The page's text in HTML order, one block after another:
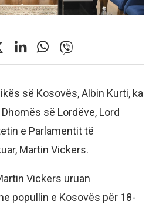
së Kosovës, Albin Kurti, ka
së Lordëve, Lord
e Parlamentit të
Martin Vickers.
Vickers uruan
popullin e Kosovës për 18-